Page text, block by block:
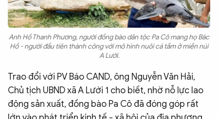
Anh Hồ Thanh Phương, người đồng bào dân tộc Pa Cô mang họ Bác
Hồ - người đầu tiên thành công với mô hình nuôi cá tầm ở miền núi
A Lưới.
Trao đổi với PV Báo CAND, ông Nguyễn Văn Hải,
Chủ tịch UBND xã A Lưới 1 cho biết, nhờ nỗ lực lao
động sản xuất, đồng bào Pa Cô đã đóng góp rất